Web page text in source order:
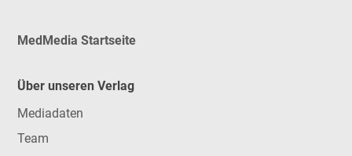
MedMedia Startseite
Über unseren Verlag
Mediadaten
Team